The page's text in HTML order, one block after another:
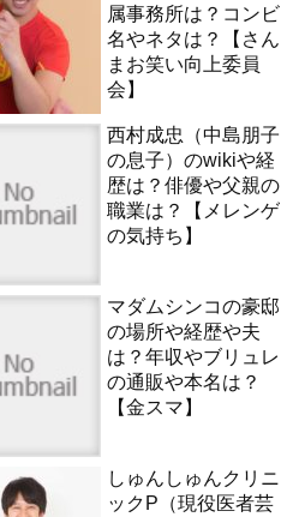
属事務所は？コンビ
名やネタは？【さん
まお笑い向上委員
会】
西村成忠（中島朋子
の息子）のwikiや経
歴は？俳優や父親の
職業は？【メレンゲ
の気持ち】
マダムシンコの豪邸
の場所や経歴や夫
は？年収やブリュレ
の通販や本名は？
【金スマ】
しゅんしゅんクリニ
ックP（現役医者芸